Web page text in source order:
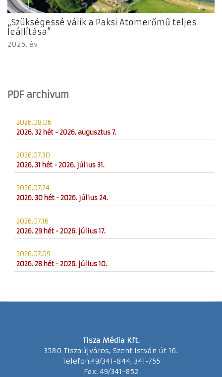
„Szükségessé válik a Paksi Atomerőmű teljes
leállítása”
2026. év
PDF archivum
2026.08.06
2026. 32 hét - 2026. augusztus 7.
2026.07.30
2026. 31 hét - 2026. július 31.
2026.07.24
2026. 30 hét - 2026. július 24.
2026.07.16
2026. 29 hét - 2026. július 17.
2026.07.09
2026. 28 hét - 2026. július 10.
Tisza Média Kft.
3580 Tiszaújváros, Szent István út 16.
Telefon:49/341-844, 341-755
Fax: 49/341-852